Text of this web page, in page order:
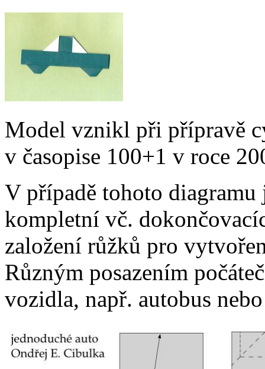
Model vznikl při přípravě
v časopise 100+1 v roce
V případě tohoto diagramu
kompletní vč.
založení růžků pro
Různým posazením
vozidla, např. autobus